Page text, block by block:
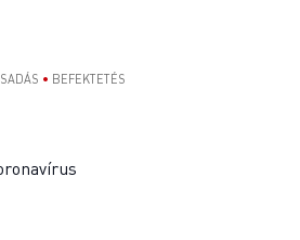
• BEFEKTETÉS